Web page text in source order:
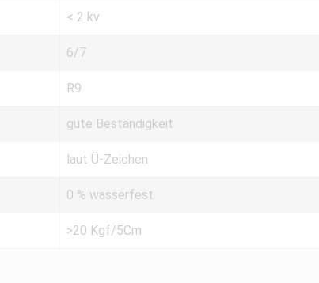
< 2 kv
6/7
R9
gute Beständigkeit
laut Ü-Zeichen
0 % wasserfest
>20 Kgf/5Cm